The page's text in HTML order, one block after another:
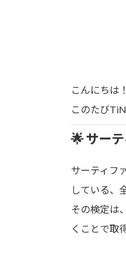
こんにちは
このたび
🌟 サー
サーティフ
している、
その検定は
くことで取